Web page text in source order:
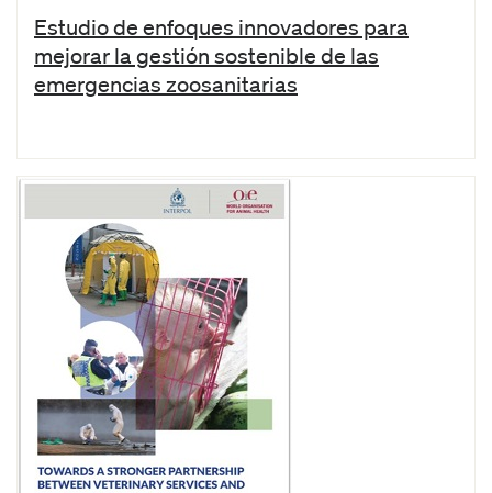
Estudio de enfoques innovadores para
mejorar la gestión sostenible de las
emergencias zoosanitarias